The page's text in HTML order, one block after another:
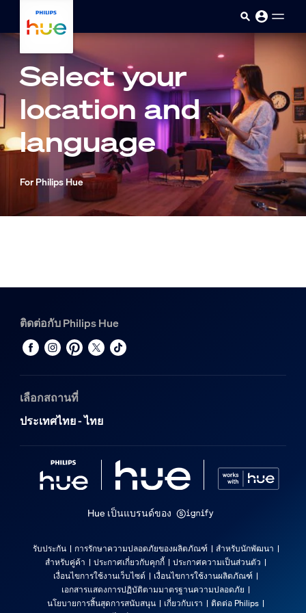
Select your
location and
language
For Philips Hue
ติดต่อกับ Philips Hue
เลือกสถานที่
ประเทศไทย - ไทย
Hue เป็นแบรนด์ของ
รับประกัน การรักษาความปลอดภัยของผลิตภัณฑ์
สำหรับนักพัฒนา
สำหรับคู่ค้า
ประกาศเกี่ยวกับคุกกี้
ประกาศความเป็นส่วนตัว
เงื่อนไขการใช้งานเว็บไซต์
เงื่อนไขการใช้งานผลิตภัณฑ์
เอกสารแสดงการปฏิบัติตามมาตรฐานความปลอดภัย
นโยบายการสิ้นสุดการสนับสนุน
เกี่ยวกับเรา
ติดต่อ Philips